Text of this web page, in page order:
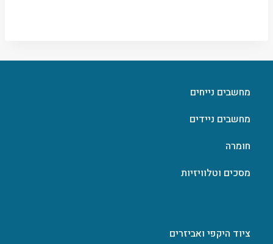
מחשבים נייחים
מחשבים ניידים
חומרה
מסכים וטלוויזיות
ציוד היקפי ואביזרים